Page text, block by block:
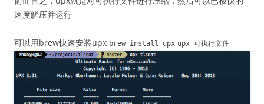
速度解压并运行
可以用brew快速安装upx brew install upx upx 可执行文件